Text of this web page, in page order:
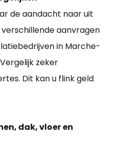
de aandacht naar uit
aanvragen
in Marche-
zeker
Dit kan u flink geld
dak, vloer en